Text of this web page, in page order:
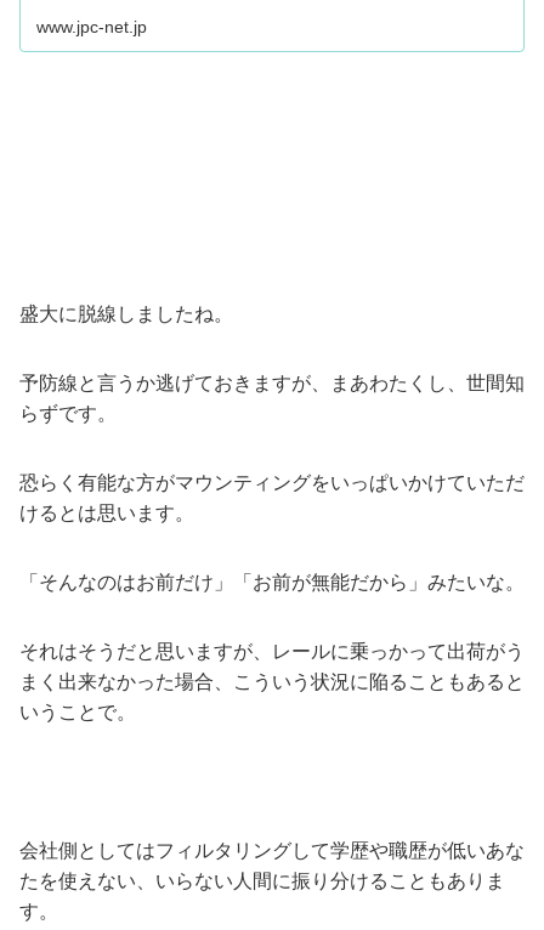
www.jpc-net.jp
盛大に脱線しましたね。
予防線と言うか逃げておきますが、まあわたくし、世間知
らずです。
恐らく有能な方がマウンティングをいっぱいかけていただ
けるとは思います。
「そんなのはお前だけ」「お前が無能だから」みたいな。
それはそうだと思いますが、レールに乗っかって出荷がう
まく出来なかった場合、こういう状況に陥ることもあると
いうことで。
会社側としてはフィルタリングして学歴や職歴が低いあな
たを使えない、いらない人間に振り分けることもありま
す。